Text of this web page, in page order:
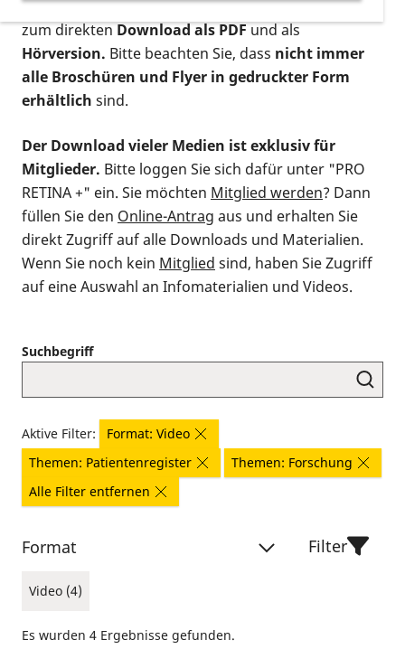
postalischen Bestellung als gedruckte Variante
zum direktenDownload als PDFund als
Hörversion. Bitte beachten Sie, dass nicht immer
alle Broschüren und Flyer in gedruckter Form
erhältlich sind.
Der Download vieler Medien ist exklusiv für
Mitglieder. Bitte loggen Sie sich dafür unter "PRO
RETINA +" ein. Sie möchten Mitglied werden? Dann
füllen Sie den Online-Antrag aus und erhalten Sie
direkt Zugriff auf alle Downloads und Materialien.
Wenn Sie noch kein Mitglied sind, haben Sie Zugriff
auf eine Auswahl an Infomaterialien und Videos.
Suchbegriff
Aktive Filter:
Format: Video
Themen: Patientenregister
Themen: Forschung
Alle Filter entfernen
Format
Video (4)
Filter
Es wurden 4 Ergebnisse gefunden.